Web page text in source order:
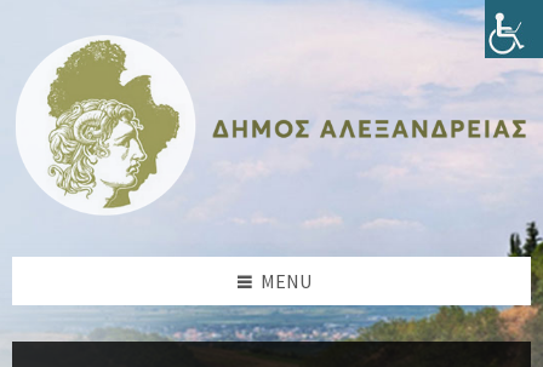
content
sidebar
sidebar
footer
MENU